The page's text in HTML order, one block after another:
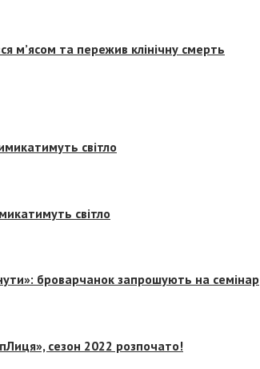
м’ясом та пережив клінічну смерть
світло
світло
броварчанок запрошують на семінар
сезон 2022 розпочато!